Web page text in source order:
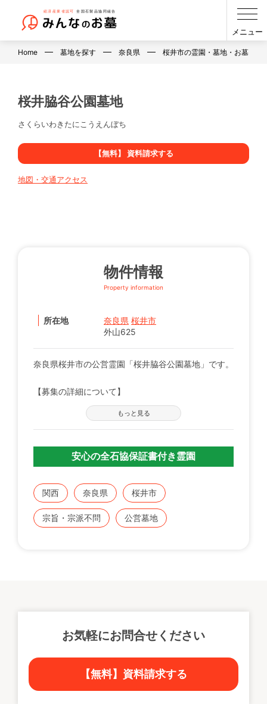
メニュー
Home 墓地を探す 奈良県 桜井市の霊園・墓地・お墓
桜井脇谷公園墓地
さくらいわきたにこうえんぼち
【無料】 資料請求する
地図・交通アクセス
物件情報
Property information
所在地 奈良県 桜井市
外山625
奈良県桜井市の公営霊園「桜井脇谷公園墓地」です。
【募集の詳細について】
管轄の自治体窓口へお問い合わせください。
※募集は不定期で、申込に際する諸条件がございま
す。
既にこちらに区画をお持ちの方で、お持ちのお墓を建
ッフが無料でご相談をお受けします。
お気軽にみんなのお墓 お問い合わせ窓口【0120-12-
1440】までご連絡ください。
もっと見る
安心の全石協保証書付き霊園
関西 奈良県 桜井市
宗旨・宗派不問 公営墓地
お気軽にお問合せください
【無料】資料請求する